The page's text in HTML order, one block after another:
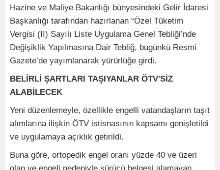
Hazine ve Maliye Bakanlığı bünyesindeki Gelir İdaresi
Başkanlığı tarafından hazırlanan “Özel Tüketim
Vergisi (II) Sayılı Liste Uygulama Genel Tebliği’nde
Değişiklik Yapılmasına Dair Tebliğ, bugünkü Resmi
Gazete’de yayımlanarak yürürlüğe girdi.
BELİRLİ ŞARTLARI TAŞIYANLAR ÖTV'SİZ
ALABİLECEK
Yeni düzenlemeyle, özellikle engelli vatandaşların taşıt
alımlarına ilişkin ÖTV istisnasının kapsamı genişletildi
ve uygulamaya açıklık getirildi.
Buna göre, ortopedik engel oranı yüzde 40 ve üzeri